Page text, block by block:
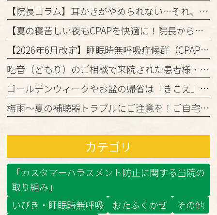
【院長コラム】耳かきがやめられない…それ、「かゆみの悪循環」かもしれません！
【夏の寝苦しい夜もCPAPを快適に！院長からの3つのアドバイス】
【2026年6月改定】睡眠時無呼吸症候群（CPAP治療）の保険ルール変更と当院からのお知らせ
吃音（どもり）のご相談で来院された患者様・ご家族の皆様へ
ゴールデンウィークやお盆の帰省は「きこえ」のチェックのチャンス！難聴と認知機能の関係について
梅雨～夏の補聴器トラブルにご注意を！ご自宅でのケアと定期メンテナンスのお願い
カテゴリ
「カスタマーハラスメント防止に関する当院の
取り組み」
いびき・睡眠時無呼吸
おたふくかぜ
その他